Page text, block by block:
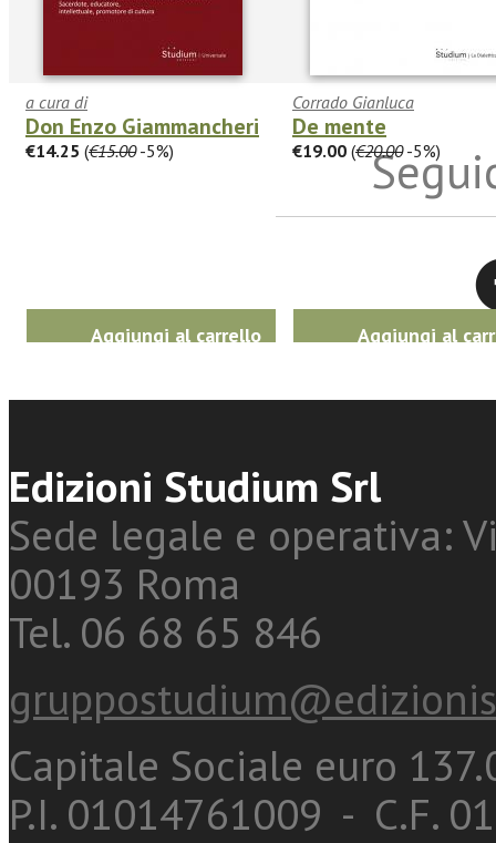
a cura di
Don Enzo Giammancheri
€14.25 (€15.00-5%)
Aggiungi al carrello
Corrado Gianluca
De mente
€19.00 (€20.00-5%)
Aggiungi al
Edizioni Studium Srl
Sede legale e operativa:
00193 Roma
Tel. 06 68 65 846
Capitale Sociale euro
P.I. 01014761009 - C.F.